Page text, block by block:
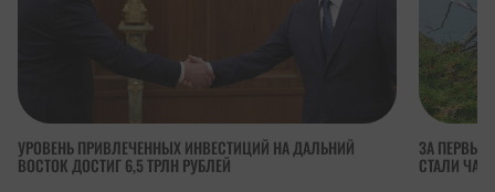
УРОВЕНЬ ПРИВЛЕЧЕННЫХ ИНВЕСТИЦИЙ НА ДАЛЬНИЙ
ВОСТОК ДОСТИГ 6,5 ТРЛН РУБЛЕЙ
ЗА ПЕРВЫЕ
СТАЛИ